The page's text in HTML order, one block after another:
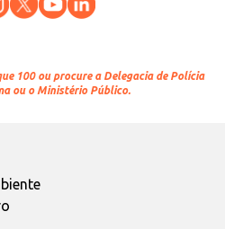
100 ou procure a Delegacia de Polícia
ou o Ministério Público.